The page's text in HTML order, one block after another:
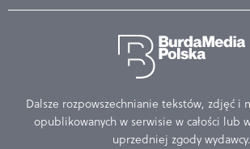
Dalsze rozpowszechnianie tekstów, zdjęć i
opublikowanych w serwisie w całości lub
uprzedniej zgody wydawcy.